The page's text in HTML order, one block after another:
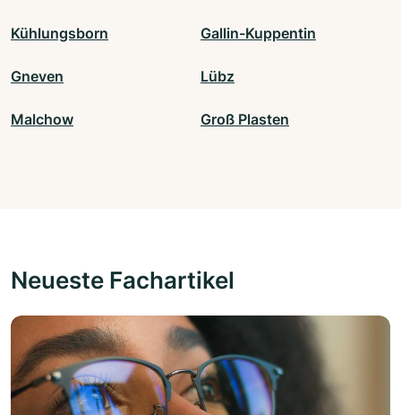
Kühlungsborn Gallin-Kuppentin
Gneven Lübz
Malchow Groß Plasten
Neueste Fachartikel